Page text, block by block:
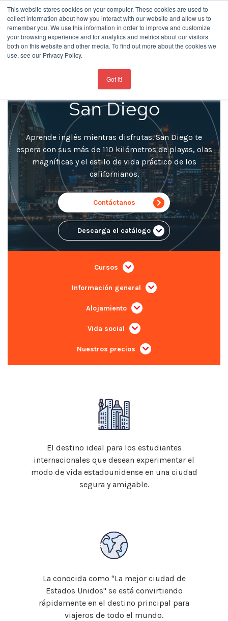
This website stores cookies on your computer. These cookies are used to
collect information about how you interact with our website and allow us to
remember you. We use this information in order to improve and customize
your browsing experience and for analytics and metrics about our visitors
both on this website and other media. To find out more about the cookies we
use, see our Privacy Policy.
Got it!
For the latest updates about our schools
Estudiar inglés en
San Diego
Aprende inglés mientras disfrutas. San Diego te
espera con sus más de 110 kilómetros de playas, olas
magníficas y el estilo de vida práctico de los
californianos.
Contáctanos
Descarga el catálogo
Cursos
Información general
Alojamiento
Vida social
Nuestros precios
El destino ideal para los estudiantes
internacionales que desean experimentar el
modo de vida estadounidense en una ciudad
segura y amigable.
La conocida como "La mejor ciudad de
Estados Unidos" se está convirtiendo
rápidamente en el destino principal para
viajeros de todo el mundo.